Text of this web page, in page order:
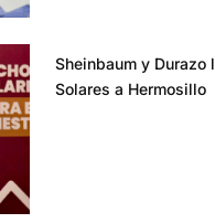
Sheinbaum y Durazo
Solares a Hermosillo